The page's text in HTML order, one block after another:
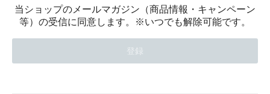
当ショップのメールマガジン（商品情報・キャンペーン
等）の受信に同意します。※いつでも解除可能です。